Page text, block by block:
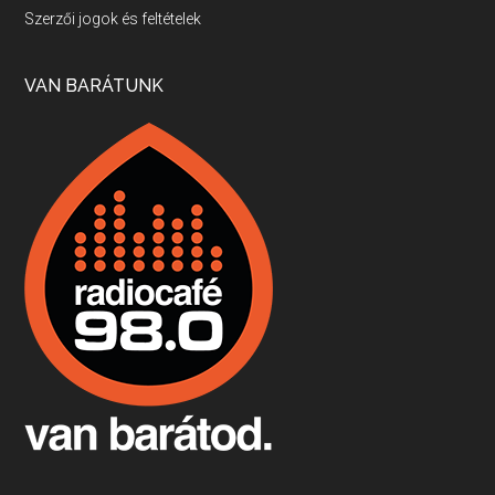
Villány, kékfrankos, Jackfall
Apr 17, 2026 • 00:35:38
Boston, teadélután, bab és homár
Apr 9, 2026 • 00:37:17
Fermentáljunk, a testünk meghálálja!
Apr 3, 2026 • 00:36:07
Szerzői jogok és feltételek
VAN BARÁTUNK